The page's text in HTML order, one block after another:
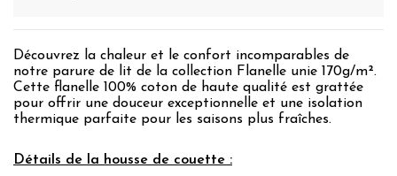
Découvrez la chaleur et le confort incomparables de
notre parure de lit de la collection Flanelle unie 170g/m².
Cette flanelle 100% coton de haute qualité est grattée
pour offrir une douceur exceptionnelle et une isolation
thermique parfaite pour les saisons plus fraîches.
Détails de la housse de couette :